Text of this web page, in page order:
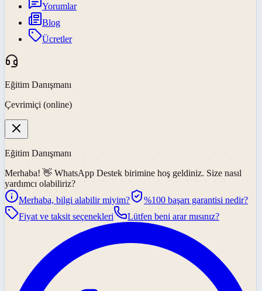
Yorumlar
Blog
Ücretler
Eğitim Danışmanı
Çevrimiçi (online)
Eğitim Danışmanı
Merhaba! 👋 WhatsApp Destek birimine hoş geldiniz. Size nasıl
yardımcı olabiliriz?
Merhaba, bilgi alabilir miyim?
%100 başarı garantisi nedir?
Fiyat ve taksit seçenekleri
Lütfen beni arar mısınız?